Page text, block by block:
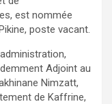
est nommée
poste vacant.
Adjoint au
Nimzatt,
de Kaffrine,